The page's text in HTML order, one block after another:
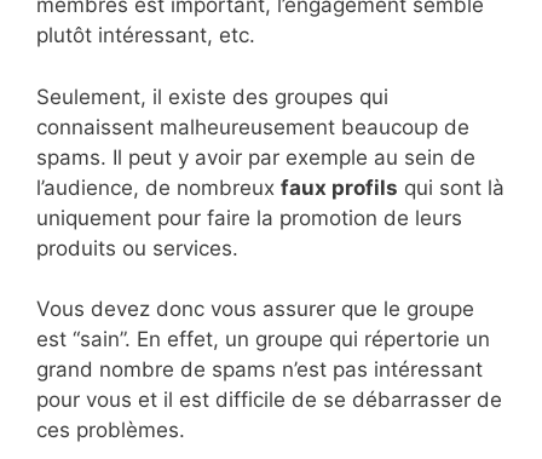
membres est important, l’engagement semble
plutôt intéressant, etc.
Seulement, il existe des groupes qui
connaissent malheureusement beaucoup de
spams. Il peut y avoir par exemple au sein de
l’audience, de nombreux faux profils qui sont là
uniquement pour faire la promotion de leurs
produits ou services.
Vous devez donc vous assurer que le groupe
est “sain”. En effet, un groupe qui répertorie un
grand nombre de spams n’est pas intéressant
pour vous et il est difficile de se débarrasser de
ces problèmes.